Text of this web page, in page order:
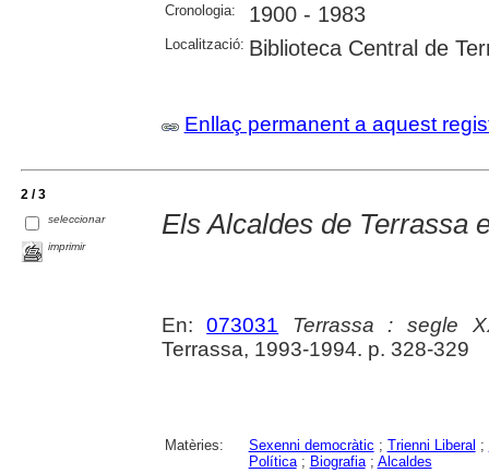
Cronologia: 1900 - 1983
Localització: Biblioteca Central de
Enllaç permanent a aquest
2 / 3
seleccionar
imprimir
Els Alcaldes de Terrassa
En:073031
Terrassa : segle
Terrassa, 1993-1994. p. 328-329
Matèries: Sexenni democràtic ; Trienni Liberal ;
Política; Biografia; Alcaldes